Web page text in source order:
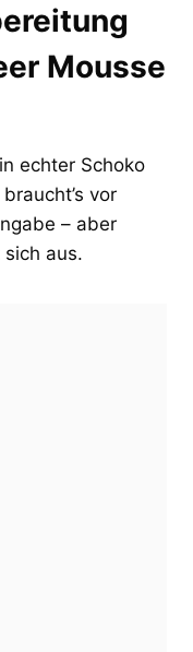
Mousse
echter Schoko
vor
– aber
aus.